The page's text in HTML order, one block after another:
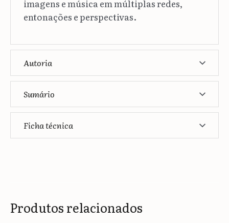
imagens e música em múltiplas redes,
entonações e perspectivas.
Autoria
Sumário
Ficha técnica
Produtos relacionados